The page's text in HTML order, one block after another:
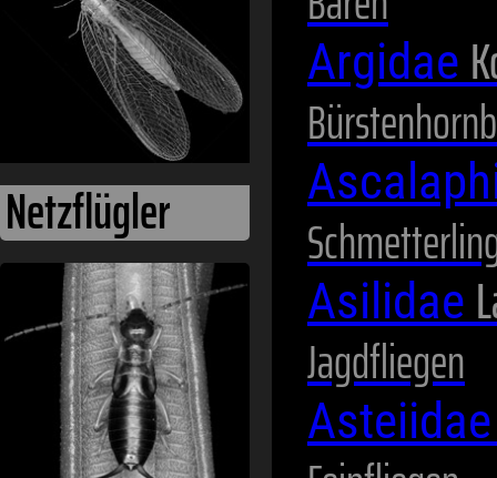
Ohrwürmer
Argidae
Asilidae
Jagdfliegen